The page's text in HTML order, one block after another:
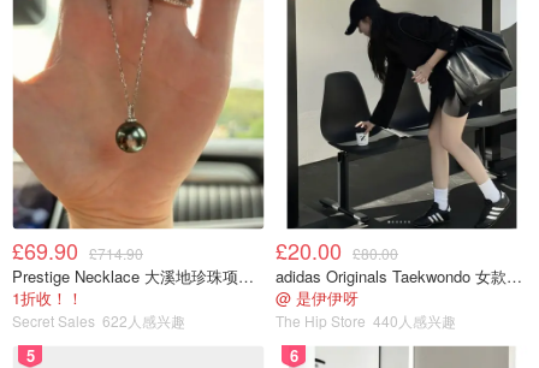
£69.90 £714.90
Prestige Necklace 大溪地珍珠项链 10-11mm
1折收！！
Secret Sales 622人感兴趣
£20.00 £80.00
adidas Originals Taekwondo 女款黑色运动鞋
@ 是伊伊呀
The Hip Store 440人感兴趣
5 6